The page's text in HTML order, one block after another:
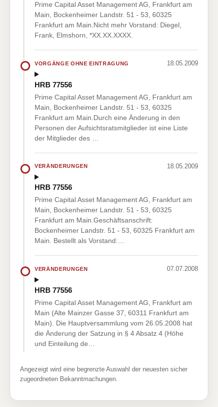
Prime Capital Asset Management AG, Frankfurt am
Main, Bockenheimer Landstr. 51 - 53, 60325
Frankfurt am Main.Nicht mehr Vorstand: Diegel,
Frank, Elmshorn, *XX.XX.XXXX.
VORGÄNGE OHNE EINTRAGUNG 18.05.2009
HRB 77556
Prime Capital Asset Management AG, Frankfurt am
Main, Bockenheimer Landstr. 51 - 53, 60325
Frankfurt am Main.Durch eine Änderung in den
Personen der Aufsichtsratsmitglieder ist eine Liste
der Mitglieder des …
VERÄNDERUNGEN 18.05.2009
HRB 77556
Prime Capital Asset Management AG, Frankfurt am
Main, Bockenheimer Landstr. 51 - 53, 60325
Frankfurt am Main.Geschäftsanschrift:
Bockenheimer Landstr. 51 - 53, 60325 Frankfurt am
Main. Bestellt als Vorstand:…
VERÄNDERUNGEN 07.07.2008
HRB 77556
Prime Capital Asset Management AG, Frankfurt am
Main (Alte Mainzer Gasse 37, 60311 Frankfurt am
Main). Die Hauptversammlung vom 26.05.2008 hat
die Änderung der Satzung in § 4 Absatz 4 (Höhe
und Einteilung de…
Angezeigt wird eine begrenzte Auswahl der neuesten sicher
zugeordneten Bekanntmachungen.